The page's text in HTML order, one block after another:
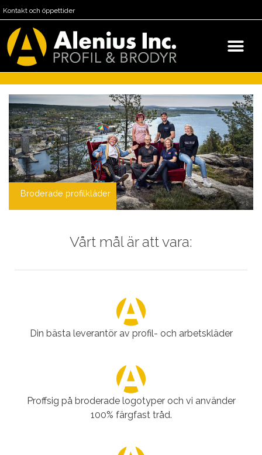
Kontakt och öppettider
Broderade profilkläder
Vårt mål är att vara:
Din bästa leverantör av profil- och arbetskläder
Proffsig på broderade logotyper och vi använder
100% färgfast tråd.